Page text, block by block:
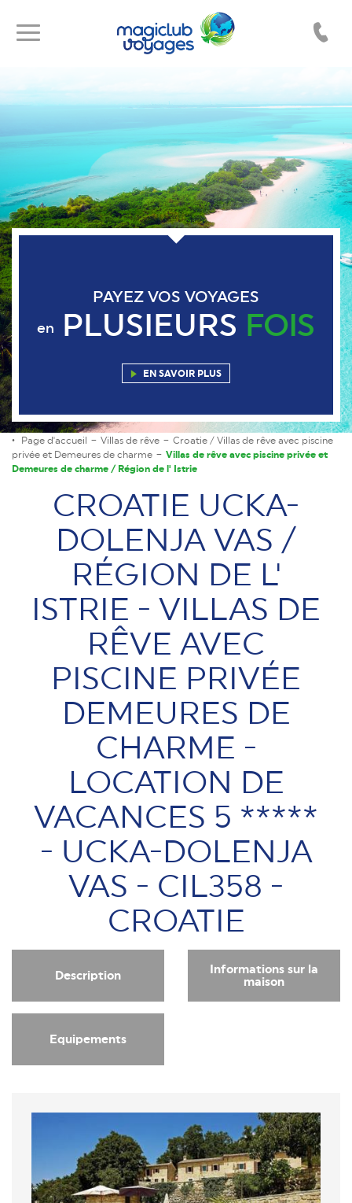
Toggle
Toggle
navigation
PAYEZ VOS VOYAGES
en PLUSIEURS FOIS
EN SAVOIR PLUS
Page d'accueil Villas de rêve
Croatie / Villas de rêve avec piscine
privée et Demeures de charme
Villas de rêve avec piscine privée et
Demeures de charme / Région de l' Istrie
CROATIE UCKA-
DOLENJA VAS /
RÉGION DE L'
ISTRIE - VILLAS DE
RÊVE AVEC
PISCINE PRIVÉE
DEMEURES DE
CHARME -
LOCATION DE
VACANCES 5 *****
- UCKA-DOLENJA
VAS - CIL358 -
CROATIE
Description
Informations sur la
maison
Equipements